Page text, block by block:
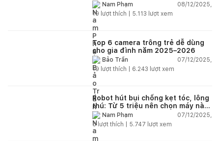
Nam Phạm
08/12/2025,
19 lượt thích | 5.113 lượt xem
Top 6 camera trông trẻ dễ dùng
cho gia đình năm 2025–2026
Bảo Trần
07/12/2025,
19 lượt thích | 6.243 lượt xem
Robot hút bụi chống kẹt tóc, lông
thú: Từ 5 triệu nên chọn máy nào
năm 2025–2026?
Nam Phạm
07/12/2025,
6lượt thích | 5.747 lượt xem